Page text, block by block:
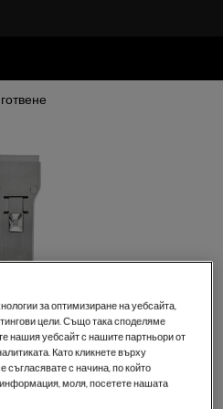
да увеличите.
за оптимизиране на уебсайта,
цели. Също така споделяме
нашия уебсайт с нашите партньори от
Като кликнете върху
съгласявате с начина, по който
моля, посетете нашата